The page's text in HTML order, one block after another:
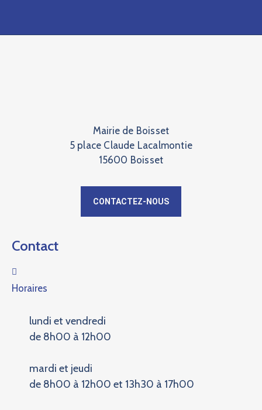
Mairie de Boisset
5 place Claude Lacalmontie
15600 Boisset
CONTACTEZ-NOUS
Contact
Horaires
lundi et vendredi
de 8h00 à 12h00
mardi et jeudi
de 8h00 à 12h00 et 13h30 à 17h00